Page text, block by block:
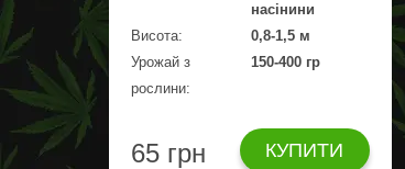
насінини
Висота:
0,8-1,5 м
Урожай з
рослини:
150-400 гр
65 грн КУПИТИ